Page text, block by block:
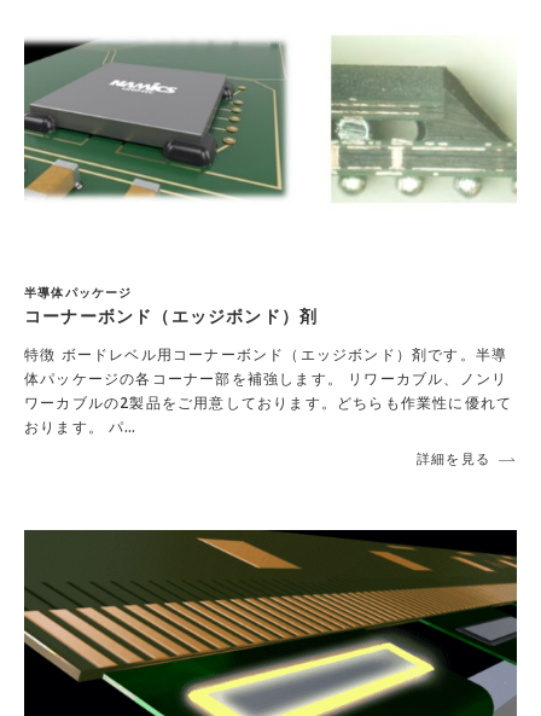
半導体パッケージ
コーナーボンド（エッジボンド）剤
特徴 ボードレベル用コーナーボンド（エッジボンド）剤です。半導
体パッケージの各コーナー部を補強します。 リワーカブル、ノンリ
ワーカブルの2製品をご用意しております。どちらも作業性に優れて
おります。 パ…
詳細を見る